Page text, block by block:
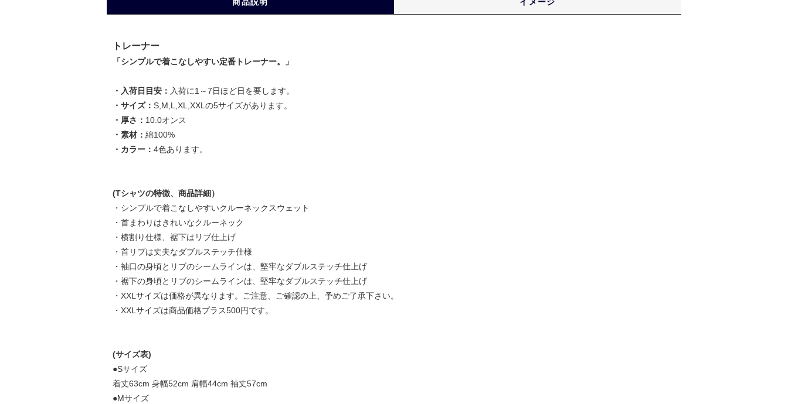
トレーナー
「シンプルで着こなしやすい定番トレーナー。」
・入荷日目安： 入荷に1～7日ほど日を要します。
・サイズ： S,M,L,XL,XXLの5サイズがあります。
・厚さ： 10.0オンス
・素材： 綿100%
・カラー： 4色あります。
(Tシャツの特徴、商品詳細）
・シンプルで着こなしやすいクルーネックスウェット
・首まわりはきれいなクルーネック
・横割り仕様、裾下はリブ仕上げ
・首リブは丈夫なダブルステッチ仕様
・袖口の身頃とリブのシームラインは、堅牢なダブルステッチ仕上げ
・裾下の身頃とリブのシームラインは、堅牢なダブルステッチ仕上げ
・XXLサイズは価格が異なります。ご注意、ご確認の上、予めご了承下さい。
・XXLサイズは商品価格プラス500円です。
(サイズ表)
●Sサイズ
着丈63cm 身幅52cm 肩幅44cm 袖丈57cm
●Mサイズ